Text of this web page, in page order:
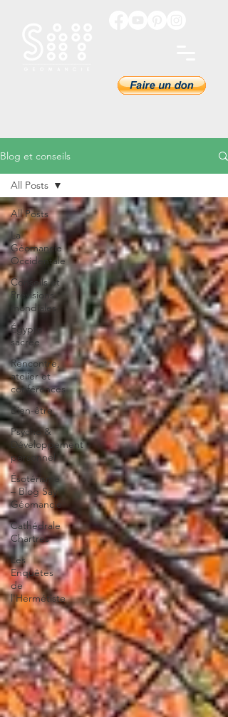
Blog et conseils
All Posts
La
Géomancie
Occidentale
Conseils et
Prévisions
mondiales
Égypte
sacrée
Rencontre,
atelier et
conférences
Bien-être
Psycho &
Développement
personnel
Ésotérisme
– Blog Say
Géomancie
Cathédrale
Chartres
Les
Enquêtes
de
l'Hermétiste
All Posts